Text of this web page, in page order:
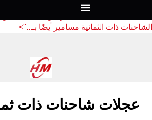
عجلات الشاحنات
ذات الثمانية مسامير أيضًا بـ...">
عجلات شاحنات ذات